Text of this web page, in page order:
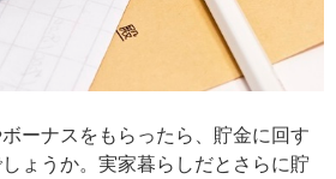
ーナスをもらったら、貯金に回す
ょうか。実家暮らしだとさらに貯